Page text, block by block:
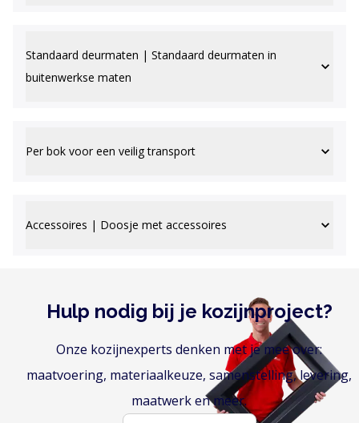
Standaard deurmaten | Standaard deurmaten in
buitenwerkse maten
Per bok voor een veilig transport
Accessoires | Doosje met accessoires
Hulp nodig bij je kozijnproject?
Onze kozijnexperts denken met je mee over:
maatvoering, materiaalkeuze, samenstelling, levering,
maatwerk en meer.